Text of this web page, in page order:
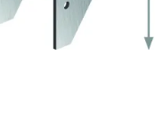
Klikk & Hent